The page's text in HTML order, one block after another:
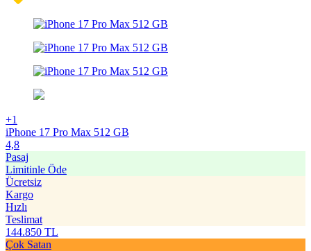
+1
iPhone 17 Pro Max 512 GB
4,8
Pasaj
Limitinle Öde
Ücretsiz
Kargo
Hızlı
Teslimat
144.850 TL
Çok Satan